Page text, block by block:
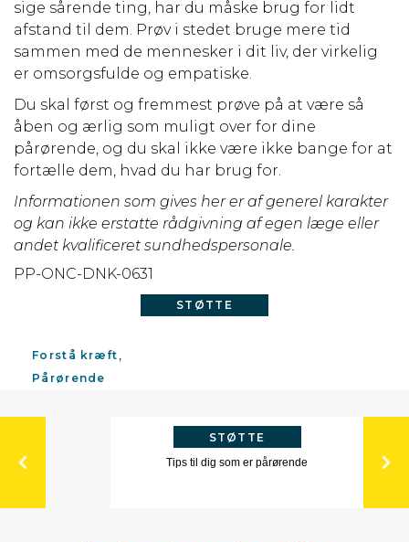
sige sårende ting, har du måske brug for lidt
afstand til dem. Prøv i stedet bruge mere tid
sammen med de mennesker i dit liv, der virkelig
er omsorgsfulde og empatiske.
Du skal først og fremmest prøve på at være så
åben og ærlig som muligt over for dine
pårørende, og du skal ikke være ikke bange for at
fortælle dem, hvad du har brug for.
Informationen som gives her er af generel karakter
og kan ikke erstatte rådgivning af egen læge eller
andet kvalificeret sundhedspersonale.
PP-ONC-DNK-0631
STØTTE
Forstå kræft
Pårørende
STØTTE
Tips til dig som er pårørende